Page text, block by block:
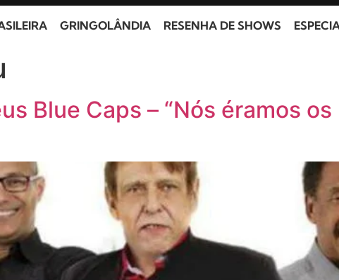
GRINGOLÂNDIA RESENHA DE SHOWS
Blue Caps – “Nós éramos